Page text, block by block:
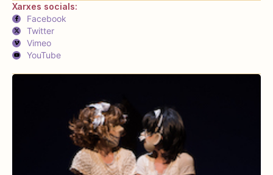
Xarxes socials:
Facebook
Twitter
Vimeo
YouTube